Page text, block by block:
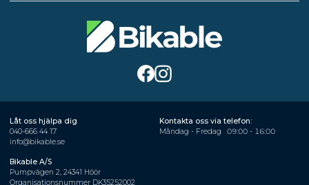
Låt oss hjälpa dig
040-666 44 17
info@bikable.se
Kontakta oss via telefon:
Måndag - Fredag
09:00 - 16:00
Bikable A/S
Pumpvägen 2, 24341 Höör
Organisationsnummer DK35252002